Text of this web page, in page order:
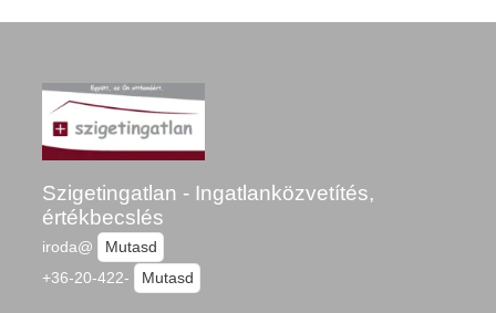
Szigetingatlan - Ingatlanközvetítés,
értékbecslés
iroda@
Mutasd
+36-20-422-
Mutasd